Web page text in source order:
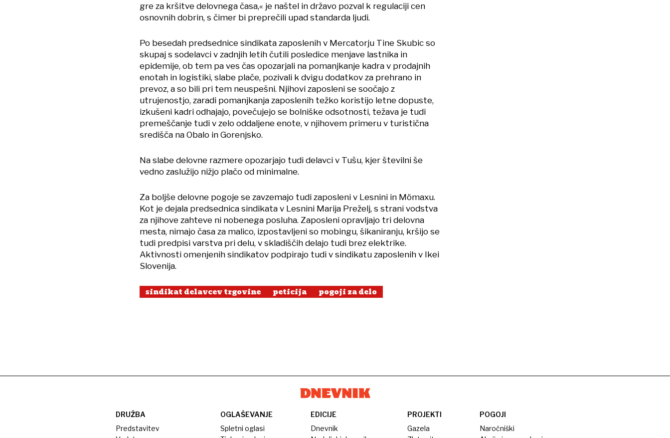
gre za kršitve delovnega časa,« je naštel in državo pozval k regulaciji cen
osnovnih dobrin, s čimer bi preprečili upad standarda ljudi.
Po besedah predsednice sindikata zaposlenih v Mercatorju Tine Skubic so
skupaj s sodelavci v zadnjih letih čutili posledice menjave lastnika in
epidemije, ob tem pa ves čas opozarjali na pomanjkanje kadra v prodajnih
enotah in logistiki, slabe plače, pozivali k dvigu dodatkov za prehrano in
prevoz, a so bili pri tem neuspešni. Njihovi zaposleni se soočajo z
utrujenostjo, zaradi pomanjkanja zaposlenih težko koristijo letne dopuste,
izkušeni kadri odhajajo, povečujejo se bolniške odsotnosti, težava je tudi
premeščanje tudi v zelo oddaljene enote, v njihovem primeru v turistična
središča na Obalo in Gorenjsko.
Na slabe delovne razmere opozarjajo tudi delavci v Tušu, kjer številni še
vedno zaslužijo nižjo plačo od minimalne.
Za boljše delovne pogoje se zavzemajo tudi zaposleni v Lesnini in Mömaxu.
Kot je dejala predsednica sindikata v Lesnini Marija Preželj, s strani vodstva
za njihove zahteve ni nobenega posluha. Zaposleni opravljajo tri delovna
mesta, nimajo časa za malico, izpostavljeni so mobingu, šikaniranju, kršijo se
tudi predpisi varstva pri delu, v skladiščih delajo tudi brez elektrike.
Aktivnosti omenjenih sindikatov podpirajo tudi v sindikatu zaposlenih v Ikei
Slovenija.
sindikat delavcev trgovine peticija pogoji za delo
DRUŽBA
Predstavitev
OGLAŠEVANJE
Spletni oglasi
EDICIJE
Dnevnik
PROJEKTI
Gazela
POGOJI
Naročniški